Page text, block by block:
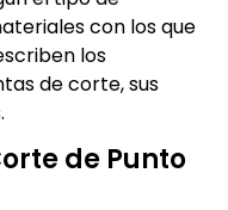
con los que
los
de corte, sus
de Punto